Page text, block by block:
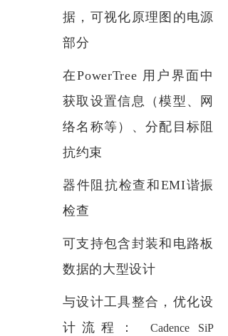
据，可视化原理图的电源
部分
在PowerTree 用户界面中
获取设置信息（模型、网
络名称等）、分配目标阻
抗约束
器件阻抗检查和 EMI谐振
检查
可支持包含封装和电路板
数据的大型设计
与设计工具整合，优化设
计流程：
Cadence SiP